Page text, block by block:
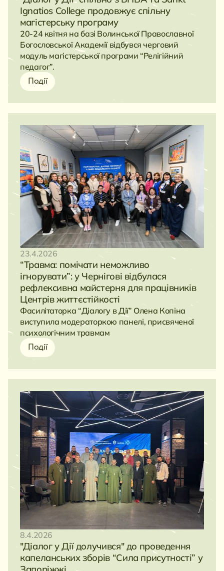
Ignatios College продовжує спільну
магістерську програму
20-24 квітня на базі Волинської Православної
Богословської Академії відбувся черговий
модуль магістерської програми “Релігійний
педагог”.
Події
23.4.2026
“Травма: помічати неможливо
ігнорувати”: у Чернігові відбулася
рефлексивна майстерня для працівників
Центрів життєстійкості
Фасилітаторка “Діалогу в Дії” Олена Копіна
виступила модераторкою панелі, присвяченої
психологічним травмам
Події
8.4.2026
"Діалог у Дії долучився" до проведення
капеланських зборів “Сила присутності” у